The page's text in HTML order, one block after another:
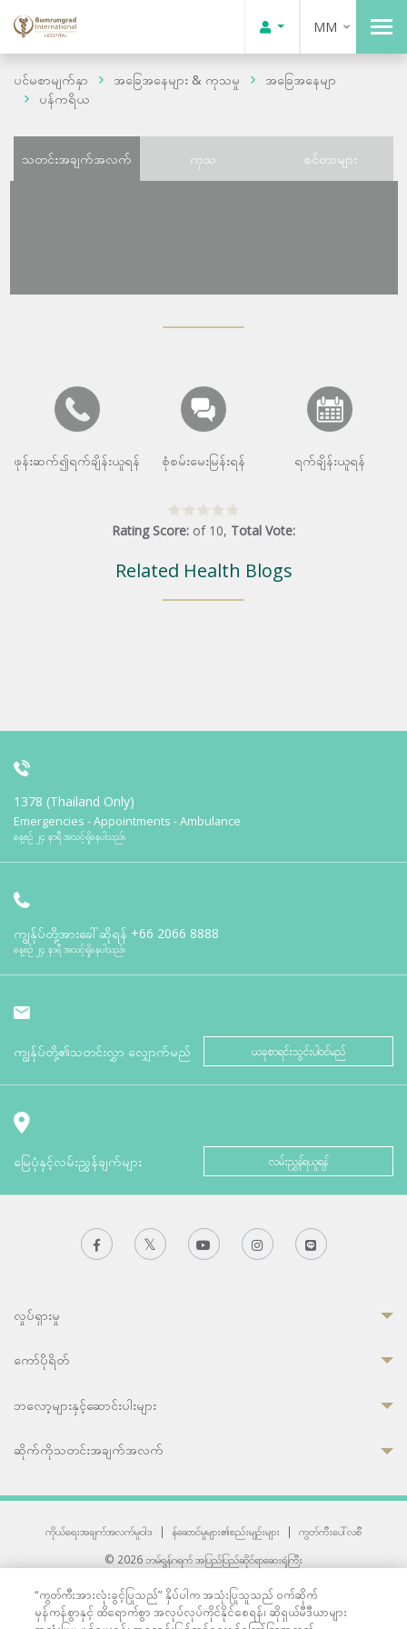
MM
ပင်မစာမျက်နှာ အခြေအနေများ & ကုသမှု
အခြေအနေမျာ
ပန်ကရိယ
သတင်းအချက်အလက် ကုသ စင်တာများ
ဖုန်းဆက်၍ရက်ချိန်းယူရန် စုံစမ်းမေးမြန်းရန် ရက်ချိန်းယူရန်
Rating Score: of 10, Total Vote:
Related Health Blogs
1378 (Thailand Only)
Emergencies - Appointments - Ambulance
နေ့စဉ် ၂၄ နာရီ အသင့်ရှိနေပါသည်။
ကျွန်ုပ်တို့အားခေါ်ဆိုရန် +66 2066 8888
နေ့စဉ် ၂၄ နာရီ အသင့်ရှိနေပါသည်။
ကျွန်ုပ်တို့၏သတင်းလွှာ လျှောက်မည် ယခုစာရင်းသွင်းပါဝင်မည်
မြေပုံနှင့်လမ်းညွှန်ချက်များ လမ်းညွှန်ရယူရန်
လှုပ်ရှားမှု
ကော်ပိုရိတ်
ဘလော့များနှင့်ဆောင်းပါးများ
ဆိုက်ကိုသတင်းအချက်အလက်
ကိုယ်ရေးအချက်အလက်မူဝါဒ | န်ဆောင်မှုများ၏စည်းမျဉ်းများ |
ကွတ်ကီးပေါ်လစီ
© 2026 ဘမ်ရွန်ဂရက် အပြည်ပြည်ဆိုင်ရာဆေးရုံကြီး
33 Sukhumvit 3, Wattana, Bangkok 10110 Thailand.
All rights reserved.
“ကွတ်ကီးအားလုံးခွင့်ပြုသည်” နှိပ်ပါက အသုံးပြုသူသည် ဝက်ဆိုက်
မှန်ကန်စွာနှင့် ထိရောက်စွာ အလုပ်လုပ်ကိုင်နိုင်စေရန်၊ ဆိုရှယ်မီဒီယာများ